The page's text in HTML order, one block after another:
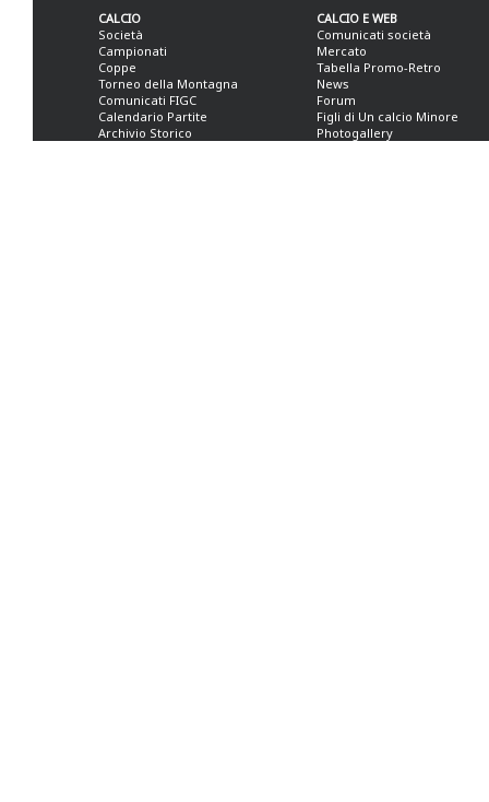
CALCIO
Società
Campionati
Coppe
Torneo della Montagna
Comunicati FIGC
Calendario Partite
Archivio Storico
CALCIO E WEB
Comunicati società
Mercato
Tabella Promo-Retro
News
Forum
Figli di Un calcio Minore
Photogallery